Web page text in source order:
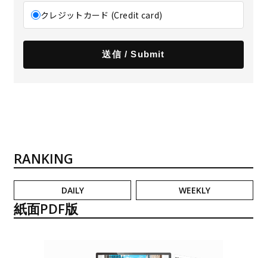
クレジットカード (Credit card)
RANKING
DAILY WEEKLY
紙面PDF版